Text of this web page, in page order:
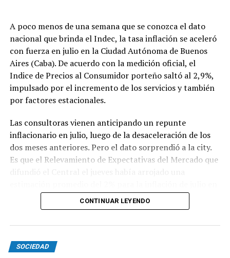
A poco menos de una semana que se conozca el dato
nacional que brinda el Indec, la tasa inflación se aceleró
con fuerza en julio en la Ciudad Autónoma de Buenos
Aires (Caba). De acuerdo con la medición oficial, el
Indice de Precios al Consumidor porteño saltó al 2,9%,
impulsado por el incremento de los servicios y también
por factores estacionales.
Las consultoras vienen anticipando un repunte
inflacionario en julio, luego de la desaceleración de los
dos meses anteriores. Pero el dato sorprendió a la city.
Es que el Relevamiento de Expectativas del Mercado que
todo el país.
El índice de Caba se aceleró en 1,1 punto porcentual ya
exhibió una significativa disparidad entre los bienes y los
CONTINUAR LEYENDO
SOCIEDAD